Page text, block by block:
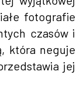
fotografie
czasów i
która neguje
jej